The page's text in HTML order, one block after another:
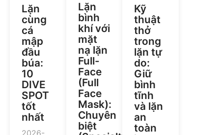
Lặn
cùng
cá
mập
đầu
búa:
10
DIVE
SPOT
tốt
nhất
2026-
Lặn
bình
khí với
mặt
nạ lặn
Full-
Face
(Full
Face
Mask):
Chuyên
biệt
Kỹ
thuật
thở
trong
lặn tự
do:
Giữ
bình
tĩnh
và lặn
an
toàn